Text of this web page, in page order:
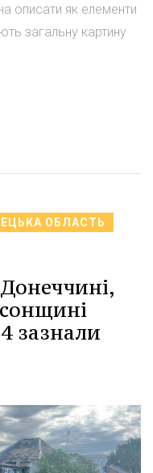
описати як елементи
загальну картину
ОБЛАСТЬ
зазнали